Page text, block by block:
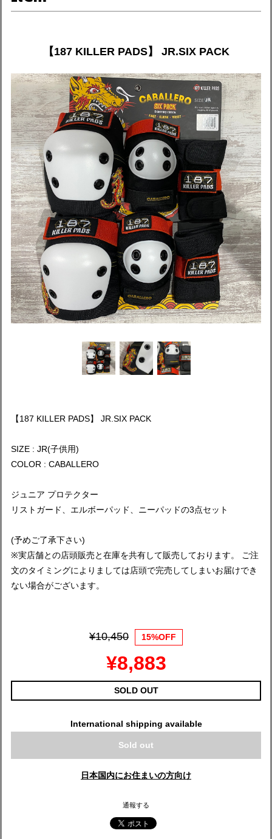
【187 KILLER PADS】 JR.SIX PACK
【187 KILLER PADS】 JR.SIX PACK
SIZE : JR(子供用)
COLOR : CABALLERO
ジュニア プロテクター
リストガード、エルボーパッド、ニーパッドの3点セット
(予めご了承下さい)
※実店舗との店頭販売と在庫を共有して販売しております。 ご注
文のタイミングによりましては店頭で完売してしまいお届けでき
ない場合がございます。
¥10,450 15%OFF
¥8,883
SOLD OUT
International shipping available
Sold out
日本国内にお住まいの方向け
通報する